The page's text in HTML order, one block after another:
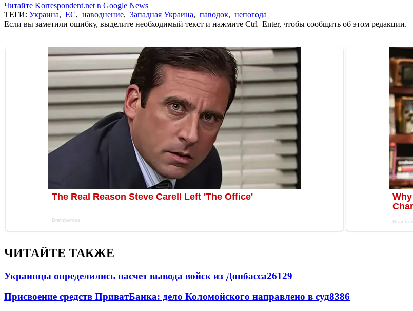
Читайте Korrespondent.net в Google News
ТЕГИ: Украина, ЕС, наводнение, Западная Украина, паводок, непогода
Если вы заметили ошибку, выделите необходимый текст и нажмите Ctrl+Enter, чтобы сообщить об этом редакции.
ЧИТАЙТЕ ТАКЖЕ
Украинцы определились насчет вывода войск из Донбасса26129
Присвоение средств ПриватБанка: дело Коломойского направлено в суд8386